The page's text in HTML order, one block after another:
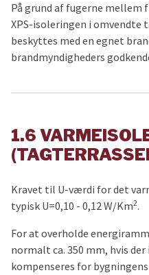
På grund af fugerne
XPS-isoleringen i omvendte
beskyttes med en egnet
brandmyndigheders
1.6
Kravet til U-værdi for det
typisk U=0,10 - 0,12 W/Km2.
For at overholde
normalt ca. 350 mm, hvis der
kompenseres for